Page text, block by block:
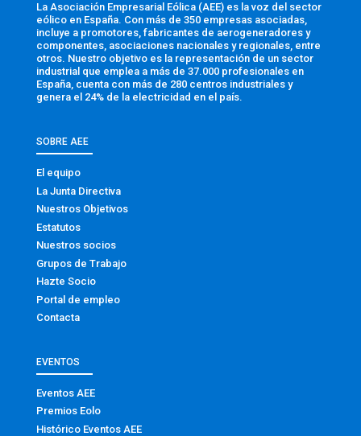
La Asociación Empresarial Eólica (AEE) es la voz del sector
eólico en España. Con más de 350 empresas asociadas,
incluye a promotores, fabricantes de aerogeneradores y
componentes, asociaciones nacionales y regionales, entre
otros. Nuestro objetivo es la representación de un sector
industrial que emplea a más de 37.000 profesionales en
España, cuenta con más de 280 centros industriales y
genera el 24% de la electricidad en el país.
SOBRE AEE
El equipo
La Junta Directiva
Nuestros Objetivos
Estatutos
Nuestros socios
Grupos de Trabajo
Hazte Socio
Portal de empleo
Contacta
EVENTOS
Eventos AEE
Premios Eolo
Histórico Eventos AEE